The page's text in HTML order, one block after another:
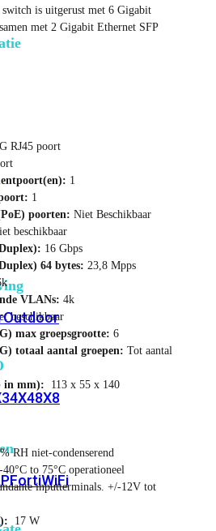
Outdoor
4X48X8
FortiWiFi
switch is uitgerust met 6 Gigabit
met 2 Gigabit Ethernet SFP
RJ45 poort
1
1
poorten: Niet Beschikbaar
beschikbaar
16 Gbps
64 bytes: 23,8 Mpps
VLANs: 4k
beschikbaar
max groepsgrootte: 6
totaal aantal groepen: Tot aantal
in mm):
113 x 55 x 140
RH niet-condenserend
-40°C to 75°C operationeel
inputterminals. +/-12V tot
17 W